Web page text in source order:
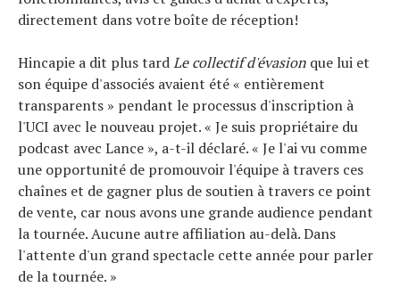
directement dans votre boîte de réception!
Hincapie a dit plus tardLe collectif d'évasion que lui et
son équipe d'associés avaient été « entièrement
transparents » pendant le processus d'inscription à
l'UCI avec le nouveau projet. « Je suis propriétaire du
podcast avec Lance », a-t-il déclaré. « Je l'ai vu comme
une opportunité de promouvoir l'équipe à travers ces
chaînes et de gagner plus de soutien à travers ce point
de vente, car nous avons une grande audience pendant
la tournée. Aucune autre affiliation au-delà. Dans
l'attente d'un grand spectacle cette année pour parler
de la tournée. »